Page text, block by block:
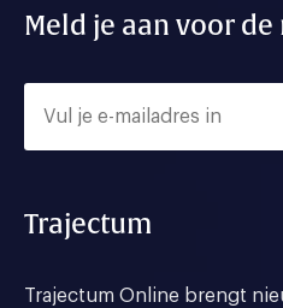
Meld je aan voor
Trajectum
Trajectum Online brengt